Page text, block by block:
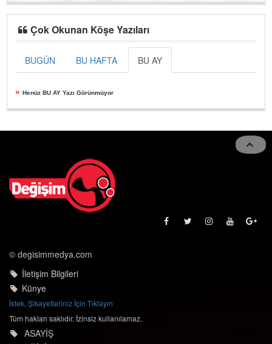
Çok Okunan Köşe Yazıları
BUGÜN BU HAFTA BU AY
» Henüz BU AY Yazı Görünmüyor
© degisimmedya.com
İletişim Bilgileri
Künye
İstek, Şikayetleriniz İçin Tıklayın
Tüm hakları saklıdır. İzinsiz kullanılamaz.
ASAYİŞ